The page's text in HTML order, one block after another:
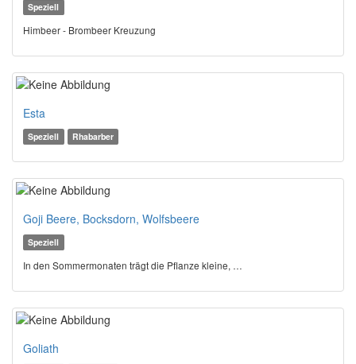
Speziell
Himbeer - Brombeer Kreuzung
Esta
Speziell Rhabarber
Goji Beere, Bocksdorn, Wolfsbeere
Speziell
In den Sommermonaten trägt die Pflanze kleine, …
Goliath